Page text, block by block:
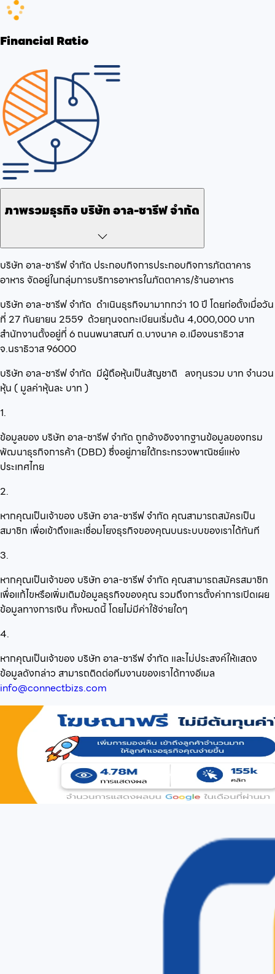
Financial Ratio
ภาพรวมธุรกิจบริษัท อาล-ชารีฟ จำกัด
บริษัท อาล-ชารีฟ จำกัด ประกอบกิจการประกอบกิจการภัตตาคาร
อาหาร จัดอยู่ในกลุ่มการบริการอาหารในภัตตาคาร/ร้านอาหาร
บริษัท อาล-ชารีฟ จำกัด ดำเนินธุรกิจมามากกว่า 10ปี โดยก่อตั้งเมื่อวัน
ที่ 27 กันยายน 2559 ด้วยทุนจดทะเบียนเริ่มต้น 4,000,000 บาท
สำนักงานตั้งอยู่ที่ 6 ถนนพนาสณฑ์ ต.บางนาค อ.เมืองนราธิวาส
จ.นราธิวาส 96000
บริษัท อาล-ชารีฟ จำกัด มีผู้ถือหุ้นเป็นสัญชาติ ลงทุนรวม บาท จำนวน
หุ้น ( มูลค่าหุ้นละ บาท )
1.
ข้อมูลของ บริษัท อาล-ชารีฟ จำกัด ถูกอ้างอิงจากฐานข้อมูลของกรม
พัฒนาธุรกิจการค้า (DBD) ซึ่งอยู่ภายใต้กระทรวงพาณิชย์แห่ง
ประเทศไทย
2.
หากคุณเป็นเจ้าของ บริษัท อาล-ชารีฟ จำกัด คุณสามารถสมัครเป็น
สมาชิก เพื่อเข้าถึงและเชื่อมโยงธุรกิจของคุณบนระบบของเราได้ทันที
3.
หากคุณเป็นเจ้าของ บริษัท อาล-ชารีฟ จำกัด คุณสามารถสมัครสมาชิก
เพื่อแก้ไขหรือเพิ่มเติมข้อมูลธุรกิจของคุณ รวมถึงการตั้งค่าการเปิดเผย
ข้อมูลทางการเงิน ทั้งหมดนี้ โดยไม่มีค่าใช้จ่ายใดๆ
4.
หากคุณเป็นเจ้าของ บริษัท อาล-ชารีฟ จำกัด และไม่ประสงค์ให้แสดง
ข้อมูลดังกล่าว สามารถติดต่อทีมงานของเราได้ทางอีเมล
info@connectbizs.com